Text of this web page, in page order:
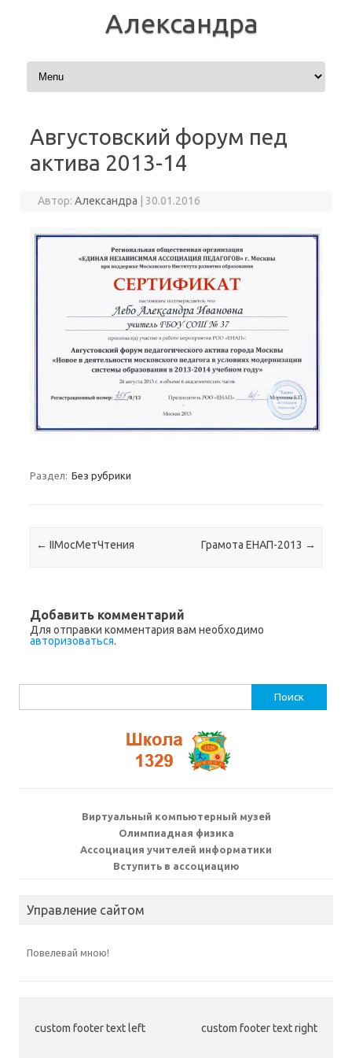
Александра
Перейти к содержимому
Августовский форум пед
актива 2013-14
Автор:Александра 30.01.2016
Раздел: Без рубрики
Навигация по записям
← IIМосМетЧтения Грамота ЕНАП-2013 →
Добавить комментарий
Для отправки комментария вам необходимо
авторизоваться.
Виртуальный компьютерный музей
Олимпиадная физика
Ассоциация учителей информатики
Вступить в ассоциацию
Управление сайтом
Повелевай мною!
custom footer text left custom footer text right